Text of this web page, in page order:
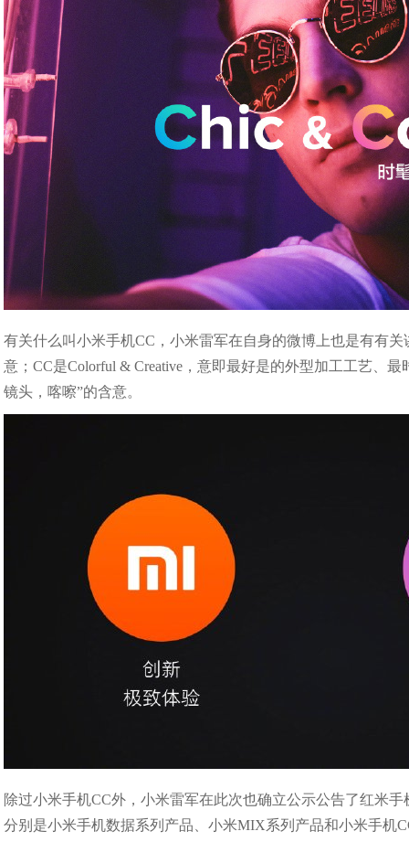
有关什么叫小米手机CC，小米雷军在自身的微博上也是有有
意；CC是Colorful & Creative，意即最好是的外型加工工艺、
镜头，喀嚓”的含意。
除过小米手机CC外，小米雷军在此次也确立公示公告了红米
分别是小米手机数据系列产品、小米MIX系列产品和小米手